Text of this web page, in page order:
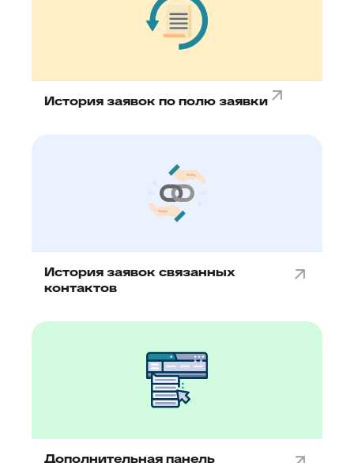
История заявок по полю заявки
История заявок связанных
контактов
Дополнительная панель